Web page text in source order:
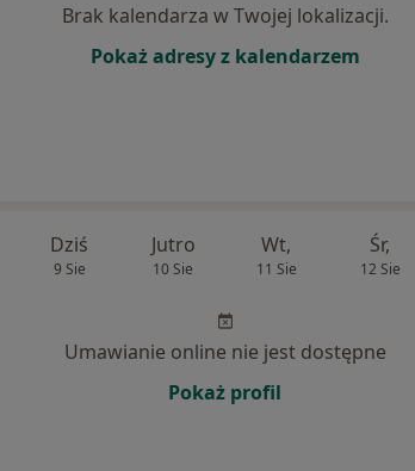
Brak kalendarza w Twojej lokalizacji.
Pokaż adresy z kalendarzem
Dziś
9 Sie
Jutro
10 Sie
Wt,
11 Sie
Śr,
12 Sie
Umawianie online nie jest dostępne
Pokaż profil